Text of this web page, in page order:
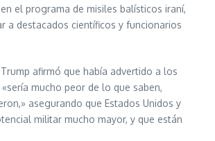
el programa de misiles balísticos iraní,
a destacados científicos y funcionarios
afirmó que había advertido a los
mucho peor de lo que saben,
asegurando que Estados Unidos y
militar mucho mayor, y que están